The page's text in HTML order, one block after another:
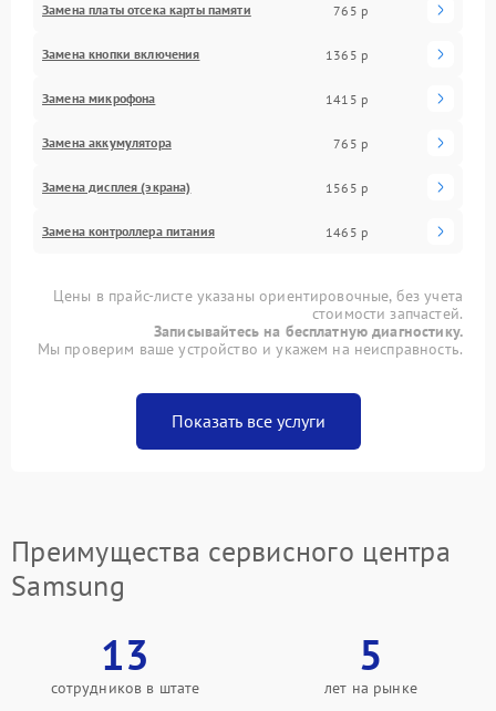
Замена платы отсека карты памяти 765 р
Замена кнопки включения 1365 р
Замена микрофона 1415 р
Замена аккумулятора 765 р
Замена дисплея (экрана) 1565 р
Замена контроллера питания 1465 р
Цены в прайс-листе указаны ориентировочные, без учета
стоимости запчастей.
Записывайтесь на бесплатную диагностику.
Мы проверим ваше устройство и укажем на неисправность.
Показать все услуги
Преимущества сервисного центра
Samsung
13
сотрудников в штате
5
лет на рынке